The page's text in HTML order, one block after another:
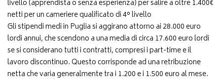
livello (apprendista o senza esperienza) per salire a oltre 1.400€
netti per un cameriere qualificato di 4° livello
Gli stipendi medi in Puglia si aggirano attorno ai 28.000 euro
lordi annui, che scendono a una media di circa 17.600 euro lordi
se si considerano tutti i contratti, compresi i part-time e il
lavoro discontinuo. Questo corrisponde ad una retribuzione
netta che varia generalmente tra i 1.200 e i 1.500 euro al mese.